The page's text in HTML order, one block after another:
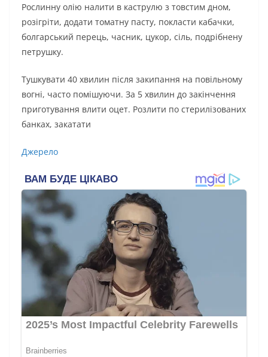
Рослинну олію налити в каструлю з товстим дном,
розігріти, додати томатну пасту, покласти кабачки,
болгарський перець, часник, цукор, сіль, подрібнену
петрушку.
Тушкувати 40 хвилин після закипання на повільному
вогні, часто помішуючи. За 5 хвилин до закінчення
приготування влити оцет. Розлити по стерилізованих
банках, закатати
Джерело